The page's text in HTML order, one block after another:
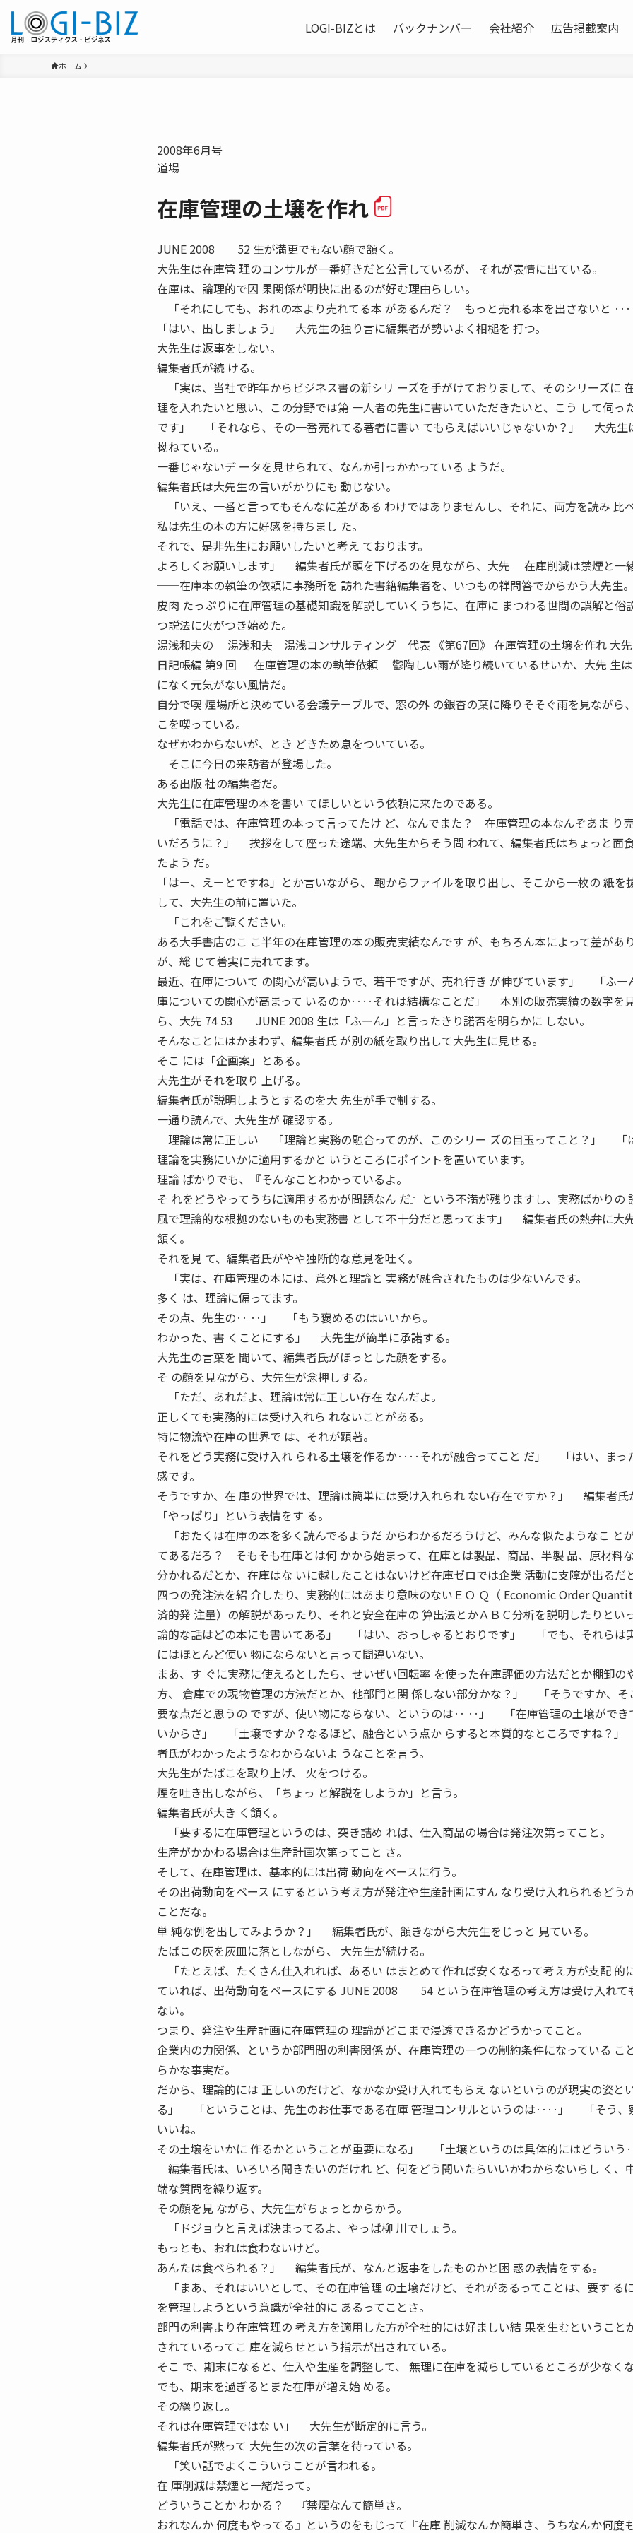
LOGI-BIZとは バックナンバー 会社紹介 広告掲載案内
ホーム
2008年6月号
道場
在庫管理の土壌を作れ
JUNE 2008 52 生が満更でもない顔で頷く。
大先生は在庫管 理のコンサルが一番好きだと公言しているが、 それが表情に出ている。
在庫は、論理的で因 果関係が明快に出るのが好む理由らしい。
「それにしても、おれの本より売れてる本 があるんだ？ もっと売れる本を出さないと
「はい、出しましょう」 大先生の独り言に編集者が勢いよく相槌を 打つ。
大先生は返事をしない。
編集者氏が続 ける。
「実は、当社で昨年からビジネス書の新シリ ーズを手がけておりまして、そのシリーズに
理を入れたいと思い、この分野では第 一人者の先生に書いていただきたいと、こう して伺っ
です」 「それなら、その一番売れてる著者に書い てもらえばいいじゃないか？」 大先生
拗ねている。
一番じゃないデ ータを見せられて、なんか引っかかっている ようだ。
編集者氏は大先生の言いがかりにも 動じない。
「いえ、一番と言ってもそんなに差がある わけではありませんし、それに、両方を読み 比べ
私は先生の本の方に好感を持ちまし た。
それで、是非先生にお願いしたいと考え ております。
よろしくお願いします」 編集者氏が頭を下げるのを見ながら、大先 在庫削減は禁煙と一
──在庫本の執筆の依頼に事務所を 訪れた書籍編集者を、いつもの禅問答でからかう大先生。
皮肉 たっぷりに在庫管理の基礎知識を解説していくうちに、在庫に まつわる世間の誤解と俗
つ説法に火がつき始めた。
湯浅和夫の 湯浅和夫 湯浅コンサルティング 代表 《第67回》 在庫管理の土壌を作れ 大
日記帳編 第9 回 在庫管理の本の執筆依頼 鬱陶しい雨が降り続いているせいか、大先 生
になく元気がない風情だ。
自分で喫 煙場所と決めている会議テーブルで、窓の外 の銀杏の葉に降りそそぐ雨を見ながら
こを喫っている。
なぜかわからないが、とき どきため息をついている。
そこに今日の来訪者が登場した。
ある出版 社の編集者だ。
大先生に在庫管理の本を書い てほしいという依頼に来たのである。
「電話では、在庫管理の本って言ってたけ ど、なんでまた？ 在庫管理の本なんぞあま り
いだろうに？」 挨拶をして座った途端、大先生からそう問 われて、編集者氏はちょっと面
たよう だ。
「はー、えーとですね」とか言いながら、 鞄からファイルを取り出し、そこから一枚の 紙を
して、大先生の前に置いた。
「これをご覧ください。
ある大手書店のこ こ半年の在庫管理の本の販売実績なんです が、もちろん本によって差があ
が、総 じて着実に売れてます。
最近、在庫について の関心が高いようで、若干ですが、売れ行き が伸びています」 「ふー
庫についての関心が高まって いるのか‥‥それは結構なことだ」 本別の販売実績の数字を
ら、大先 74 53 JUNE 2008 生は「ふーん」と言ったきり諾否を明らかに しない。
そんなことにはかまわず、編集者氏 が別の紙を取り出して大先生に見せる。
そこ には「企画案」とある。
大先生がそれを取り 上げる。
編集者氏が説明しようとするのを大 先生が手で制する。
一通り読んで、大先生が 確認する。
理論は常に正しい 「理論と実務の融合ってのが、このシリー ズの目玉ってこと？」 「
理論を実務にいかに適用するかと いうところにポイントを置いています。
理論 ばかりでも、『そんなことわかっているよ。
そ れをどうやってうちに適用するかが問題なん だ』という不満が残りますし、実務ばかりの
風で理論的な根拠のないものも実務書 として不十分だと思ってます」 編集者氏の熱弁に大
頷く。
それを見 て、編集者氏がやや独断的な意見を吐く。
「実は、在庫管理の本には、意外と理論と 実務が融合されたものは少ないんです。
多く は、理論に偏ってます。
その点、先生の‥ ‥」 「もう褒めるのはいいから。
わかった、書 くことにする」 大先生が簡単に承諾する。
大先生の言葉を 聞いて、編集者氏がほっとした顔をする。
そ の顔を見ながら、大先生が念押しする。
「ただ、あれだよ、理論は常に正しい存在 なんだよ。
正しくても実務的には受け入れら れないことがある。
特に物流や在庫の世界で は、それが顕著。
それをどう実務に受け入れ られる土壌を作るか‥‥それが融合ってこと だ」 「はい、まっ
感です。
そうですか、在 庫の世界では、理論は簡単には受け入れられ ない存在ですか？」 編集者氏
「やっぱり」という表情をす る。
「おたくは在庫の本を多く読んでるようだ からわかるだろうけど、みんな似たようなこ と
てあるだろ？ そもそも在庫とは何 かから始まって、在庫とは製品、商品、半製 品、原材料
分かれるだとか、在庫はな いに越したことはないけど在庫ゼロでは企業 活動に支障が出るだ
四つの発注法を紹 介したり、実務的にはあまり意味のないＥＯ Ｑ（ Economic Order
済的発 注量）の解説があったり、それと安全在庫の 算出法とかＡＢＣ分析を説明したりとい
論的な話はどの本にも書いてある」 「はい、おっしゃるとおりです」 「でも、それらは
にはほとんど使い 物にならないと言って間違いない。
まあ、す ぐに実務に使えるとしたら、せいぜい回転率 を使った在庫評価の方法だとか棚卸の
方、 倉庫での現物管理の方法だとか、他部門と関 係しない部分かな？」 「そうですか、そ
要な点だと思うの ですが、使い物にならない、というのは‥ ‥」 「在庫管理の土壌ができ
いからさ」 「土壌ですか？なるほど、融合という点か らすると本質的なところですね？
者氏がわかったようなわからないよ うなことを言う。
大先生がたばこを取り上げ、 火をつける。
煙を吐き出しながら、「ちょっ と解説をしようか」と言う。
編集者氏が大き く頷く。
「要するに在庫管理というのは、突き詰め れば、仕入商品の場合は発注次第ってこと。
生産がかかわる場合は生産計画次第ってこと さ。
そして、在庫管理は、基本的には出荷 動向をベースに行う。
その出荷動向をベース にするという考え方が発注や生産計画にすん なり受け入れられるどう
ことだな。
単 純な例を出してみようか？」 編集者氏が、頷きながら大先生をじっと 見ている。
たばこの灰を灰皿に落としながら、 大先生が続ける。
「たとえば、たくさん仕入れれば、あるい はまとめて作れば安くなるって考え方が支配 的
ていれば、出荷動向をベースにする JUNE 2008 54 という在庫管理の考え方は受け入れて
ない。
つまり、発注や生産計画に在庫管理の 理論がどこまで浸透できるかどうかってこと。
企業内の力関係、というか部門間の利害関係 が、在庫管理の一つの制約条件になっている こ
らかな事実だ。
だから、理論的には 正しいのだけど、なかなか受け入れてもらえ ないというのが現実の姿と
る」 「ということは、先生のお仕事である在庫 管理コンサルというのは‥‥」 「そう、
いいね。
その土壌をいかに 作るかということが重要になる」 「土壌というのは具体的にはどういう
編集者氏は、いろいろ聞きたいのだけれ ど、何をどう聞いたらいいかわからないらし く、
端な質問を繰り返す。
その顔を見 ながら、大先生がちょっとからかう。
「ドジョウと言えば決まってるよ、やっぱ柳 川でしょう。
もっとも、おれは食わないけど。
あんたは食べられる？」 編集者氏が、なんと返事をしたものかと困 惑の表情をする。
「まあ、それはいいとして、その在庫管理 の土壌だけど、それがあるってことは、要す る
を管理しようという意識が全社的に あるってことさ。
部門の利害より在庫管理の 考え方を適用した方が全社的には好ましい結 果を生むということ
されているってこ 庫を減らせという指示が出されている。
そこ で、期末になると、仕入や生産を調整して、 無理に在庫を減らしているところが少なくな
でも、期末を過ぎるとまた在庫が増え始 める。
その繰り返し。
それは在庫管理ではな い」 大先生が断定的に言う。
編集者氏が黙って 大先生の次の言葉を待っている。
「笑い話でよくこういうことが言われる。
在 庫削減は禁煙と一緒だって。
どういうことか わかる？ 『禁煙なんて簡単さ。
おれなんか 何度もやってる』というのをもじって『在庫 削減なんか簡単さ、うちなんか何度